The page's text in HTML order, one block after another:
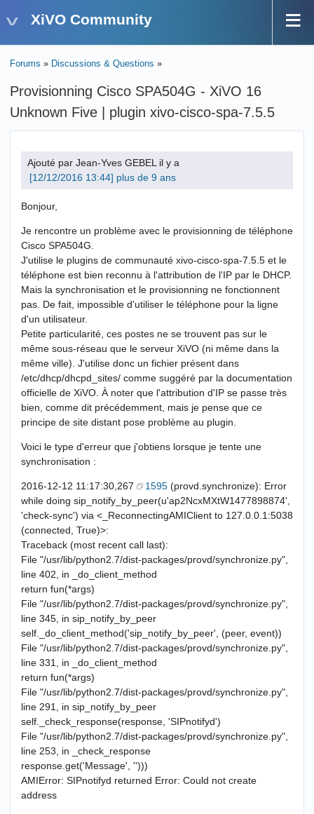
XiVO Community
Forums » Discussions & Questions »
Provisionning Cisco SPA504G - XiVO 16
Unknown Five | plugin xivo-cisco-spa-7.5.5
Ajouté par Jean-Yves GEBEL il y a
plus de 9 ans
Bonjour,
Je rencontre un problème avec le provisionning de téléphone
Cisco SPA504G.
J'utilise le plugins de communauté xivo-cisco-spa-7.5.5 et le
téléphone est bien reconnu à l'attribution de l'IP par le DHCP.
Mais la synchronisation et le provisionning ne fonctionnent
pas. De fait, impossible d'utiliser le téléphone pour la ligne
d'un utilisateur.
Petite particularité, ces postes ne se trouvent pas sur le
même sous-réseau que le serveur XiVO (ni même dans la
même ville). J'utilise donc un fichier présent dans
/etc/dhcp/dhcpd_sites/ comme suggéré par la documentation
officielle de XiVO. À noter que l'attribution d'IP se passe très
bien, comme dit précédemment, mais je pense que ce
principe de site distant pose problème au plugin.
Voici le type d'erreur que j'obtiens lorsque je tente une
synchronisation :
2016-12-12 11:17:30,267 1595 (provd.synchronize): Error
while doing sip_notify_by_peer(u'ap2NcxMXtW1477898874',
'check-sync') via <_ReconnectingAMIClient to 127.0.0.1:5038
(connected, True)>:
Traceback (most recent call last):
File "/usr/lib/python2.7/dist-packages/provd/synchronize.py",
line 402, in _do_client_method
return fun(*args)
File "/usr/lib/python2.7/dist-packages/provd/synchronize.py",
line 345, in sip_notify_by_peer
self._do_client_method('sip_notify_by_peer', (peer, event))
File "/usr/lib/python2.7/dist-packages/provd/synchronize.py",
line 331, in _do_client_method
return fun(*args)
File "/usr/lib/python2.7/dist-packages/provd/synchronize.py",
line 291, in sip_notify_by_peer
self._check_response(response, 'SIPnotifyd')
File "/usr/lib/python2.7/dist-packages/provd/synchronize.py",
line 253, in _check_response
response.get('Message', '')))
AMIError: SIPnotifyd returned Error: Could not create
address